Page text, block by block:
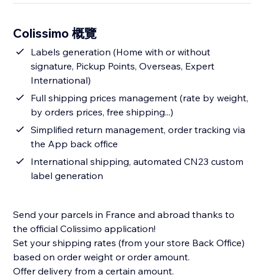
Colissimo 概覽
Labels generation (Home with or without
signature, Pickup Points, Overseas, Expert
International)
Full shipping prices management (rate by weight,
by orders prices, free shipping...)
Simplified return management, order tracking via
the App back office
International shipping, automated CN23 custom
label generation
Send your parcels in France and abroad thanks to
the official Colissimo application!
Set your shipping rates (from your store Back Office)
based on order weight or order amount.
Offer delivery from a certain amount.